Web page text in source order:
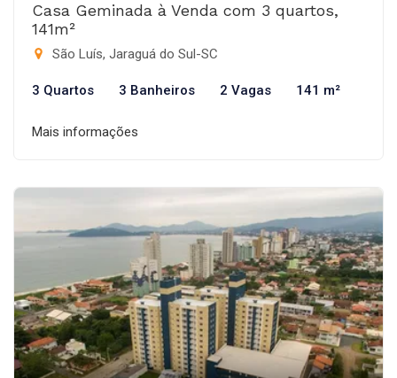
Casa Geminada à Venda com 3 quartos,
141m²
São Luís, Jaraguá do Sul-SC
3 Quartos 3 Banheiros 2 Vagas 141 m²
Mais informações